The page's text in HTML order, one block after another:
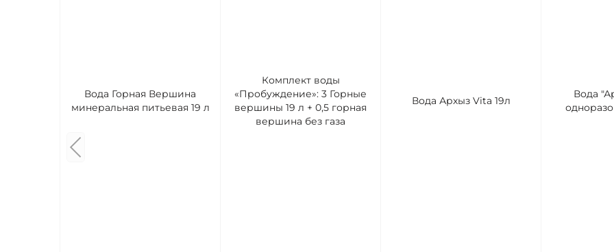
Вода Горная Вершина
минеральная питьевая 19 л
Комплект воды
«Пробуждение»: 3 Горные
вершины 19 л + 0,5 горная
вершина без газа
Вода Архыз Vita 19л
Вода